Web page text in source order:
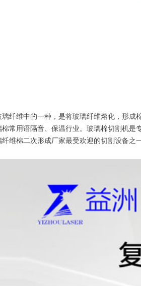
璃纤维中的一种，是将玻璃纤维熔化，形
常用语隔音、保温行业。玻璃棉切割机是
维棉二次形成厂家最受欢迎的切割设备之一